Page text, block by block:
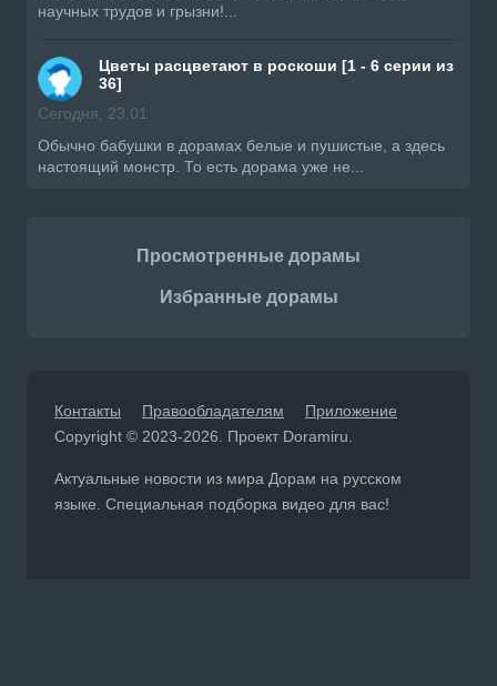
научных трудов и грызни!...
Цветы расцветают в роскоши [1 - 6 серии из
36]
Сегодня, 23:01
Обычно бабушки в дорамах белые и пушистые, а здесь
настоящий монстр. То есть дорама уже не...
Просмотренные дорамы
Избранные дорамы
Контакты Правообладателям
Приложение
Copyright © 2023-2026. Проект Doramiru.
Актуальные новости из мира Дорам на русском
языке. Специальная подборка видео для вас!